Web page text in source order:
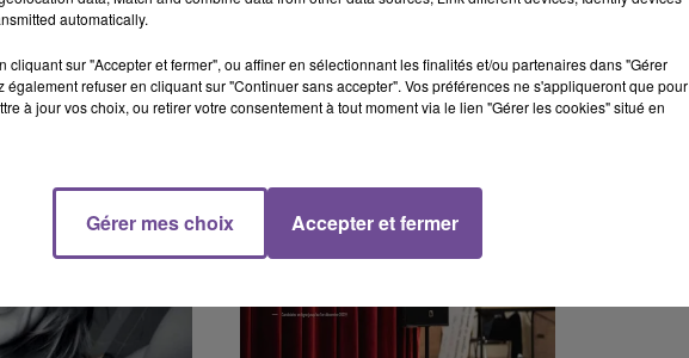
BRETELLE DE SORTIE
2022 AU 31 MARS 2023
automatically.
cliquant sur "Accepter et fermer", ou affiner en sélectionnant les finalités et/ou partenaires dans "Gérer
également refuser en cliquant sur "Continuer sans accepter". Vos préférences ne s'appliqueront que pour
à jour vos choix, ou retirer votre consentement à tout moment via le lien "Gérer les cookies" situé en
Gérer mes choix Accepter et fermer